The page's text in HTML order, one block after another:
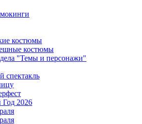
костюмы
костюмы
"Темы и персонажи"
спектакль
2026